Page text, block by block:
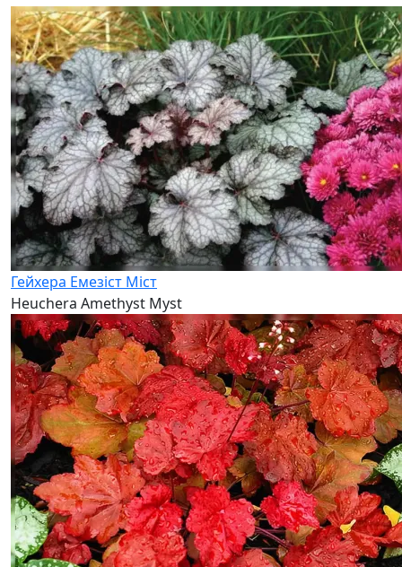
Гейхера Емезіст Міст
Heuchera Amethyst Myst